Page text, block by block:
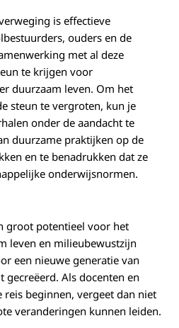
is effectieve
ouders en de
met al deze
te krijgen voor
duurzaam leven. Om het
steun te vergroten, kun je
onder de aandacht te
duurzame praktijken op de
en te benadrukken dat ze
onderwijsnormen.
groot potentieel voor het
leven en milieubewustzijn
een nieuwe generatie van
Als docenten en
reis beginnen, vergeet dan niet
veranderingen kunnen leiden.